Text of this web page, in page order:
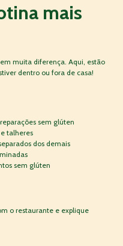
mais
muita diferença. Aqui, estão
dentro ou fora de casa!
sem glúten
talheres
dos demais
sem glúten
o restaurante e explique